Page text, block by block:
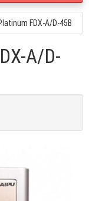
FDX-A/D-45B
A/D-